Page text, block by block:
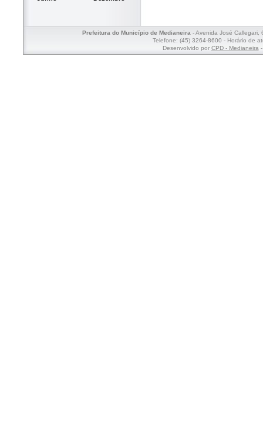
Prefeitura do Município de Medianeira- Avenida José Callegari,
Telefone: (45) 3264-8600 - Horário de
Desenvolvido por CPD - Medianeira-